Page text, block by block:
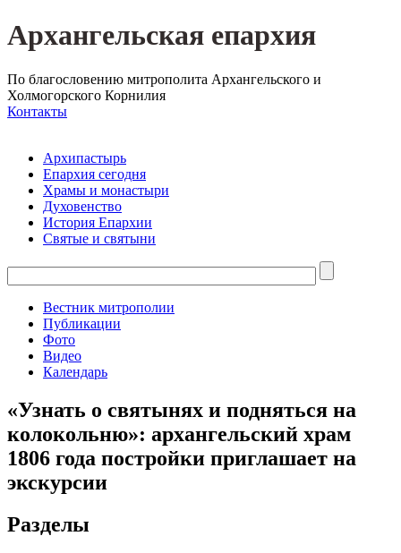
Архангельская епархия
По благословению митрополита Архангельского и
Холмогорского Корнилия
Контакты
Архипастырь
Епархия сегодня
Храмы и монастыри
Духовенство
История Епархии
Святые и святыни
Вестник митрополии
Публикации
Фото
Видео
Календарь
«Узнать о святынях и подняться на
колокольню»: архангельский храм
1806 года постройки приглашает на
экскурсии
Разделы